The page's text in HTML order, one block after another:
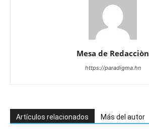
Mesa de Redacciòn
https://paradigma.hn
Artículos relacionados Más del autor